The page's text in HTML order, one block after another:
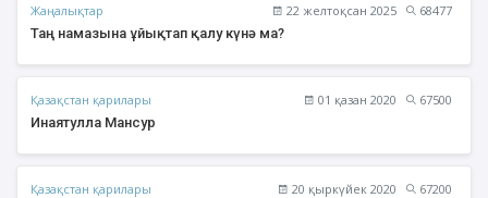
Жаңалықтар 22 желтоқсан 2025
68477
Таң намазына ұйықтап қалу күнә ма?
Қазақстан қарилары 01 қазан 2020
67500
Инаятулла Мансур
Қазақстан қарилары 20 қыркүйек 2020 67200